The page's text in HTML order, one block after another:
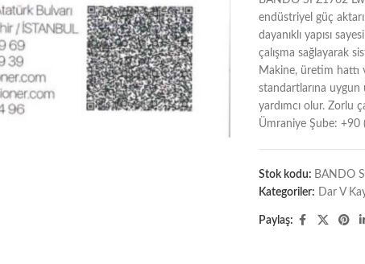
endüstriyel güç
dayanıklı yapısı
çalışma sağlayarak
Makine, üretim hattı
standartlarına uygun
yardımcı olur. Zorlu
Ümraniye Şube:
Stok kodu: BANDO
Kategoriler: Dar V
Paylaş: